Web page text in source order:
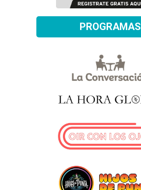
PROGRAMAS